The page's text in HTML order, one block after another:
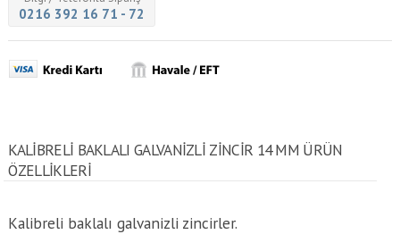
0216 392 16 71 - 72
KALIBRELI BAKLALI GALVANIZLI ZINCIR 14 MM ÜRÜN
ÖZELLİKLERİ
Kalibreli baklalı galvanizli zincirler.